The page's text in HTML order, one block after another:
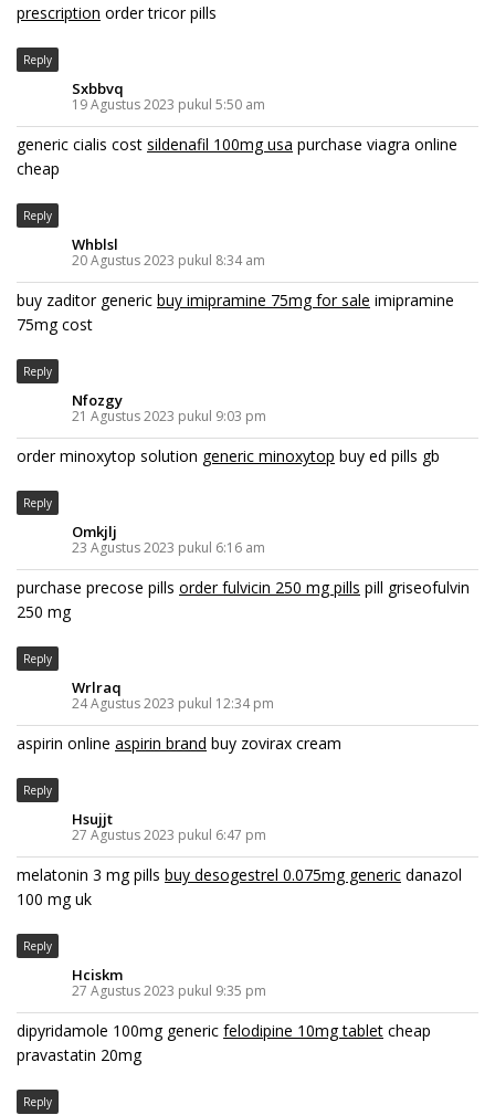
prescription order tricor pills
Reply
Sxbbvq
19 Agustus 2023 pukul 5:50 am
generic cialis cost sildenafil 100mg usa purchase viagra online
cheap
Reply
Whblsl
20 Agustus 2023 pukul 8:34 am
buy zaditor generic buy imipramine 75mg for sale imipramine
75mg cost
Reply
Nfozgy
21 Agustus 2023 pukul 9:03 pm
order minoxytop solution generic minoxytop buy ed pills gb
Reply
Omkjlj
23 Agustus 2023 pukul 6:16 am
purchase precose pills order fulvicin 250 mg pills pill griseofulvin
250 mg
Reply
Wrlraq
24 Agustus 2023 pukul 12:34 pm
aspirin online aspirin brand buy zovirax cream
Reply
Hsujjt
27 Agustus 2023 pukul 6:47 pm
melatonin 3 mg pills buy desogestrel 0.075mg generic danazol
100 mg uk
Reply
Hciskm
27 Agustus 2023 pukul 9:35 pm
dipyridamole 100mg generic felodipine 10mg tablet cheap
pravastatin 20mg
Reply